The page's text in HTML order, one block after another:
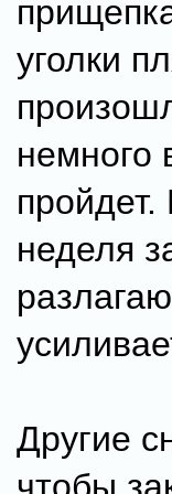
уголки
немного
неделя
Другие